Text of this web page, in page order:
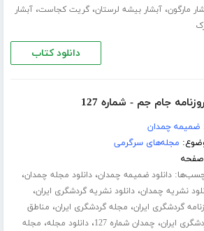
مارگون،آبشار بیشه لرستان،گریت کجاست،آبشار
دانلود کتاب
جام جم - شماره 127
ضمیمه چمدان
مجله‌های سرگرمی
دانلود ضمیمه چمدان،دانلود مجله چمدان،
نشریه چمدان،دانلود نشریه گردشگری ایران،
گردشگری ایران، مجله گردشگری ایران، مناطق
ایران، چمدان شماره 127 ،دانلود مجله، مجله